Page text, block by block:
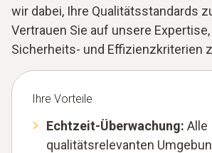
wir dabei, Ihre Qualitätsstandards
Vertrauen Sie auf unsere
Sicherheits- und Effizienzkriterien
Ihre Vorteile
Echtzeit-Überwachung: Alle
qualitätsrelevanten